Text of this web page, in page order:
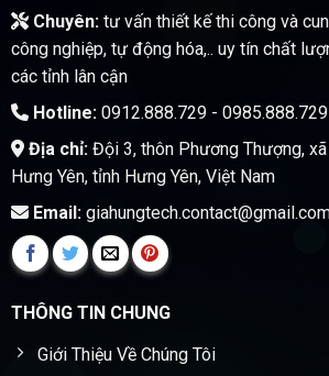
Chuyên:tư vấn thiết kế thi công và
công nghiệp, tự động hóa,.. uy tín chất
các tỉnh lân cận
Hotline:0912.888.729 - 0985.888.729
Địa chỉ:Đội 3, thôn Phương Thượng, xã
Hưng Yên, tỉnh Hưng Yên, Việt Nam
Email:
THÔNG TIN CHUNG
Giới Thiệu Về Chúng Tôi